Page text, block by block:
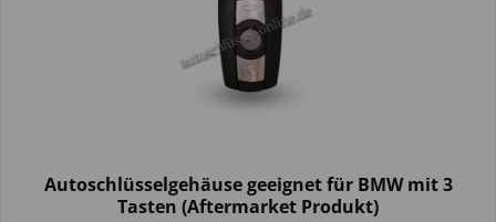
Autoschlüsselgehäuse geeignet für BMW mit 3
Tasten (Aftermarket Produkt)